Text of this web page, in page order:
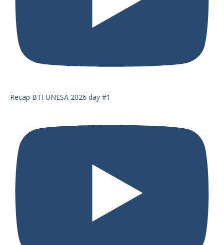
Recap BTI UNESA 2026 day #1